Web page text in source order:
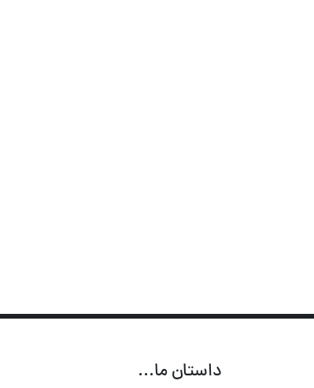
داستان ما...